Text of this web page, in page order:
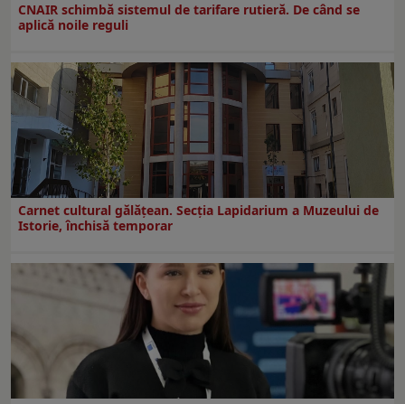
CNAIR schimbă sistemul de tarifare rutieră. De când se
aplică noile reguli
Carnet cultural gălăţean. Secţia Lapidarium a Muzeului de
Istorie, închisă temporar